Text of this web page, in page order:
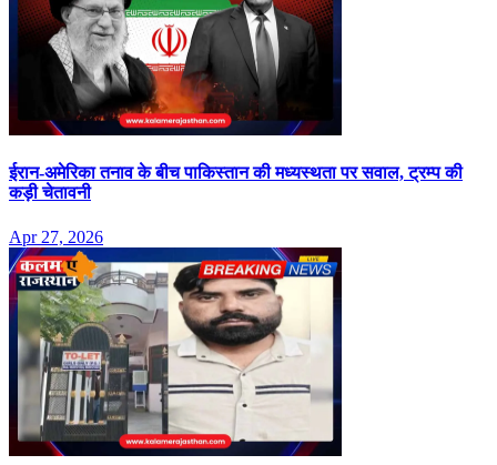
ईरान-अमेरिका तनाव के बीच पाकिस्तान की मध्यस्थता पर सवाल, ट्रम्प की
कड़ी चेतावनी
Apr 27, 2026